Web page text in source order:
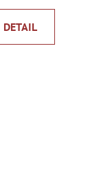
DETAIL